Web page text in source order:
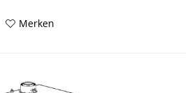
Merken